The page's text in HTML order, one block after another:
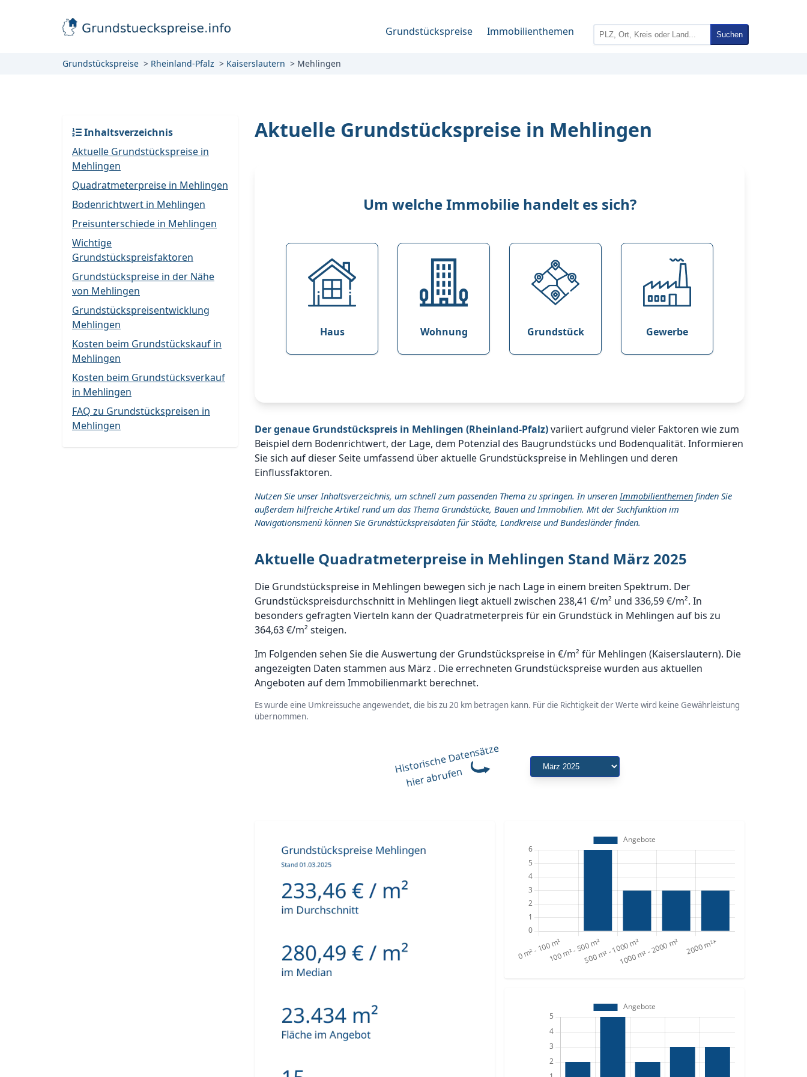
Grundstückspreise Immobilienthemen Suchen
Grundstückspreise Rheinland-Pfalz Kaiserslautern Mehlingen
Inhaltsverzeichnis
Aktuelle Grundstückspreise in
Mehlingen
Quadratmeterpreise in Mehlingen
Bodenrichtwert in Mehlingen
Preisunterschiede in Mehlingen
Wichtige
Grundstückspreisfaktoren
Grundstückspreise in der Nähe
von Mehlingen
Grundstückspreisentwicklung
Mehlingen
Kosten beim Grundstückskauf in
Mehlingen
Kosten beim Grundstücksverkauf
in Mehlingen
FAQ zu Grundstückspreisen in
Mehlingen
Aktuelle Grundstückspreise in Mehlingen
Um welche Immobilie handelt es sich?
Haus Wohnung Grundstück Gewerbe
Der genaue Grundstückspreis in Mehlingen (Rheinland-Pfalz)variiert aufgrund vieler Faktoren wie zum
Beispiel dem Bodenrichtwert, der Lage, dem Potenzial des Baugrundstücks und Bodenqualität. Informieren
Sie sich auf dieser Seite umfassend über aktuelle Grundstückspreise in Mehlingen und deren
Einflussfaktoren.
Nutzen Sie unser Inhaltsverzeichnis, um schnell zum passenden Thema zu springen. In unserenImmobilienthemen finden Sie
außerdem hilfreiche Artikel rund um das Thema Grundstücke, Bauen und Immobilien. Mit der Suchfunktion im
Navigationsmenü können Sie Grundstückspreisdaten für Städte, Landkreise und Bundesländer finden.
Aktuelle Quadratmeterpreise in Mehlingen Stand März 2025
Die Grundstückspreise in Mehlingen bewegen sich je nach Lage in einem breiten Spektrum. Der
Grundstückspreisdurchschnitt in Mehlingen liegt aktuell zwischen 238,41 €/m² und 336,59 €/m². In
besonders gefragten Vierteln kann der Quadratmeterpreis für ein Grundstück in Mehlingen auf bis zu
364,63 €/m² steigen.
Im Folgenden sehen Sie die Auswertung der Grundstückspreise in €/m² für Mehlingen (Kaiserslautern). Die
angezeigten Daten stammen aus März . Die errechneten Grundstückspreise wurden aus aktuellen
Angeboten auf dem Immobilienmarkt berechnet.
Es wurde eine Umkreissuche angewendet, die bis zu 20 km betragen kann. Für die Richtigkeit der Werte wird keine Gewährleistung
übernommen.
Historische Datensätze
hier abrufen